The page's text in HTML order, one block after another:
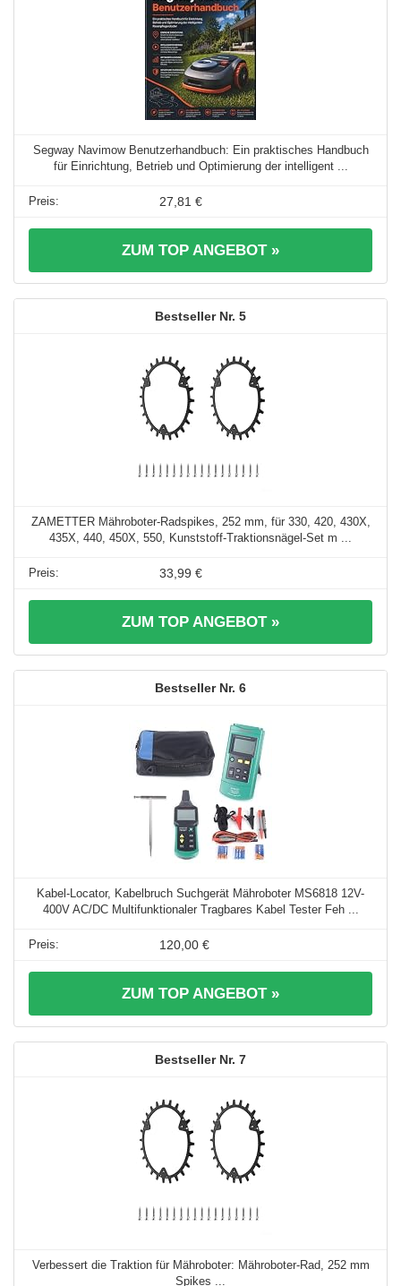
Segway Navimow Benutzerhandbuch: Ein praktisches Handbuch
für Einrichtung, Betrieb und Optimierung der intelligent ...
27,81 €
ZUM TOP ANGEBOT »
5
ZAMETTER Mähroboter-Radspikes, 252 mm, für 330, 420, 430X,
435X, 440, 450X, 550, Kunststoff-Traktionsnägel-Set m ...
33,99 €
ZUM TOP ANGEBOT »
6
Kabel-Locator, Kabelbruch Suchgerät Mähroboter MS6818 12V-
400V AC/DC Multifunktionaler Tragbares Kabel Tester Feh ...
120,00 €
ZUM TOP ANGEBOT »
7
Verbessert die Traktion für Mähroboter: Mähroboter-Rad, 252 mm
Spikes ...